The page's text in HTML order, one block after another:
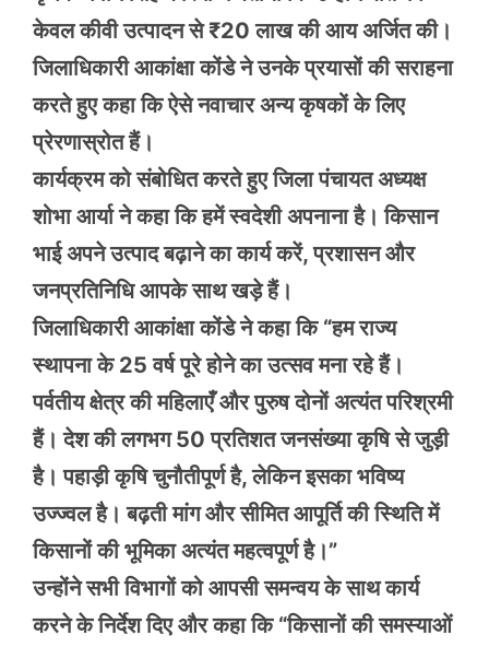
केवल कीवी उत्पादन से ₹20 लाख की आय अर्जित की।
जिलाधिकारी आकांक्षा कोंडे ने उनके प्रयासों की सराहना
करते हुए कहा कि ऐसे नवाचार अन्य कृषकों के लिए
प्रेरणास्रोत हैं।
कार्यक्रम को संबोधित करते हुए जिला पंचायत अध्यक्ष
शोभा आर्या ने कहा कि हमें स्वदेशी अपनाना है। किसान
भाई अपने उत्पाद बढ़ाने का कार्य करें, प्रशासन और
जनप्रतिनिधि आपके साथ खड़े हैं।
जिलाधिकारी आकांक्षा कोंडे ने कहा कि “हम राज्य
स्थापना के 25 वर्ष पूरे होने का उत्सव मना रहे हैं।
पर्वतीय क्षेत्र की महिलाएँ और पुरुष दोनों अत्यंत परिश्रमी
हैं। देश की लगभग 50 प्रतिशत जनसंख्या कृषि से जुड़ी
है। पहाड़ी कृषि चुनौतीपूर्ण है, लेकिन इसका भविष्य
उज्ज्वल है। बढ़ती मांग और सीमित आपूर्ति की स्थिति में
किसानों की भूमिका अत्यंत महत्वपूर्ण है।”
उन्होंने सभी विभागों को आपसी समन्वय के साथ कार्य
करने के निर्देश दिए और कहा कि “किसानों की समस्याओं